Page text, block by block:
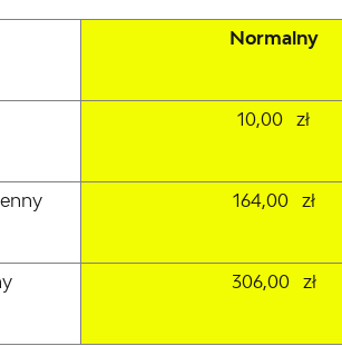
Normalny
10,00 zł
164,00 zł
306,00 zł